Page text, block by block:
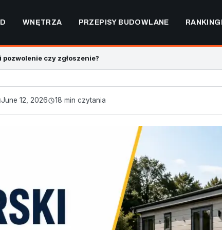
WNĘTRZA PRZEPISY BUDOWLANE
czy zgłoszenie?
June 12, 2026 18 min czytania